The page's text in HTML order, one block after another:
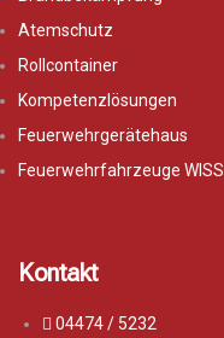
Atemschutz
Rollcontainer
Kompetenzlösungen
Feuerwehrgerätehaus
Feuerwehrfahrzeuge WISS
Kontakt
04474 / 5232